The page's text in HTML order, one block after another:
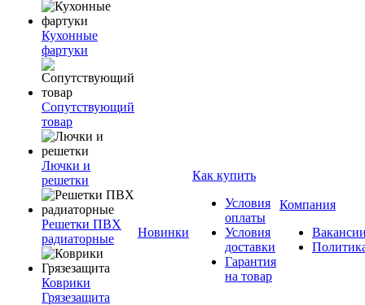
Кухонные
фартуки
Сопутствующий
товар
Лючки и
решетки
Решетки ПВХ
радиаторные
Коврики
Грязезащита
Новинки
Как купить
Условия
оплаты
Условия
доставки
Гарантия
на товар
Компания